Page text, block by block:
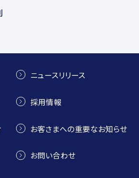
ニュースリリース
採用情報
お客さまへの重要なお知らせ
お問い合わせ